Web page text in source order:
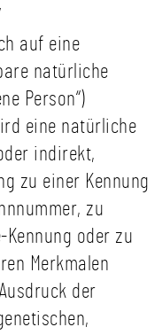
auf eine
natürliche
Person“)
eine natürliche
indirekt,
zu einer Kennung
zu
oder zu
Merkmalen
der